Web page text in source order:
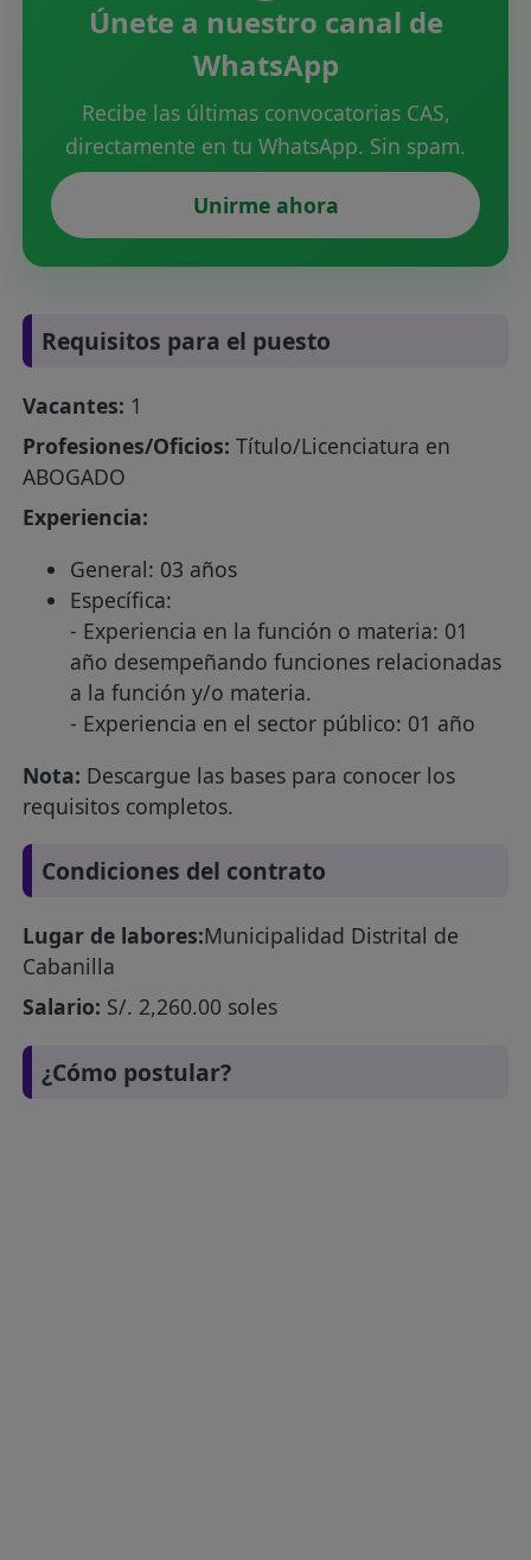
Únete a nuestro canal de
WhatsApp
Recibe las últimas convocatorias CAS,
directamente en tu WhatsApp. Sin spam.
Unirme ahora
Requisitos para el puesto
Vacantes: 1
Profesiones/Oficios: Título/Licenciatura en
ABOGADO
Experiencia:
General: 03 años
Específica:
- Experiencia en la función o materia: 01
año desempeñando funciones relacionadas
a la función y/o materia.
- Experiencia en el sector público: 01 año
Nota: Descargue las bases para conocer los
requisitos completos.
Condiciones del contrato
Lugar de labores:Municipalidad Distrital de
Cabanilla
Salario: S/. 2,260.00 soles
¿Cómo postular?